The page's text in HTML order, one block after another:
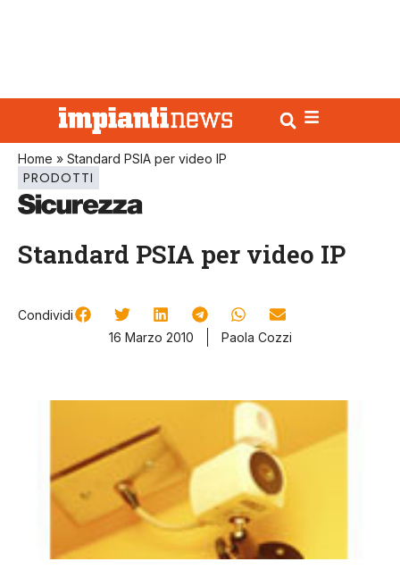
Home » Standard PSIA per video IP
PRODOTTI
Standard PSIA per video IP
Condividi
16 Marzo 2010
Paola Cozzi